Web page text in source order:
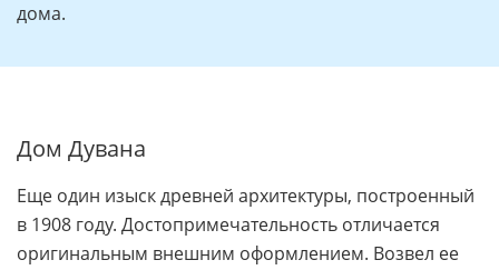
дома.
Дом Дувана
Еще один изыск древней архитектуры, построенный
в 1908 году. Достопримечательность отличается
оригинальным внешним оформлением. Возвел ее